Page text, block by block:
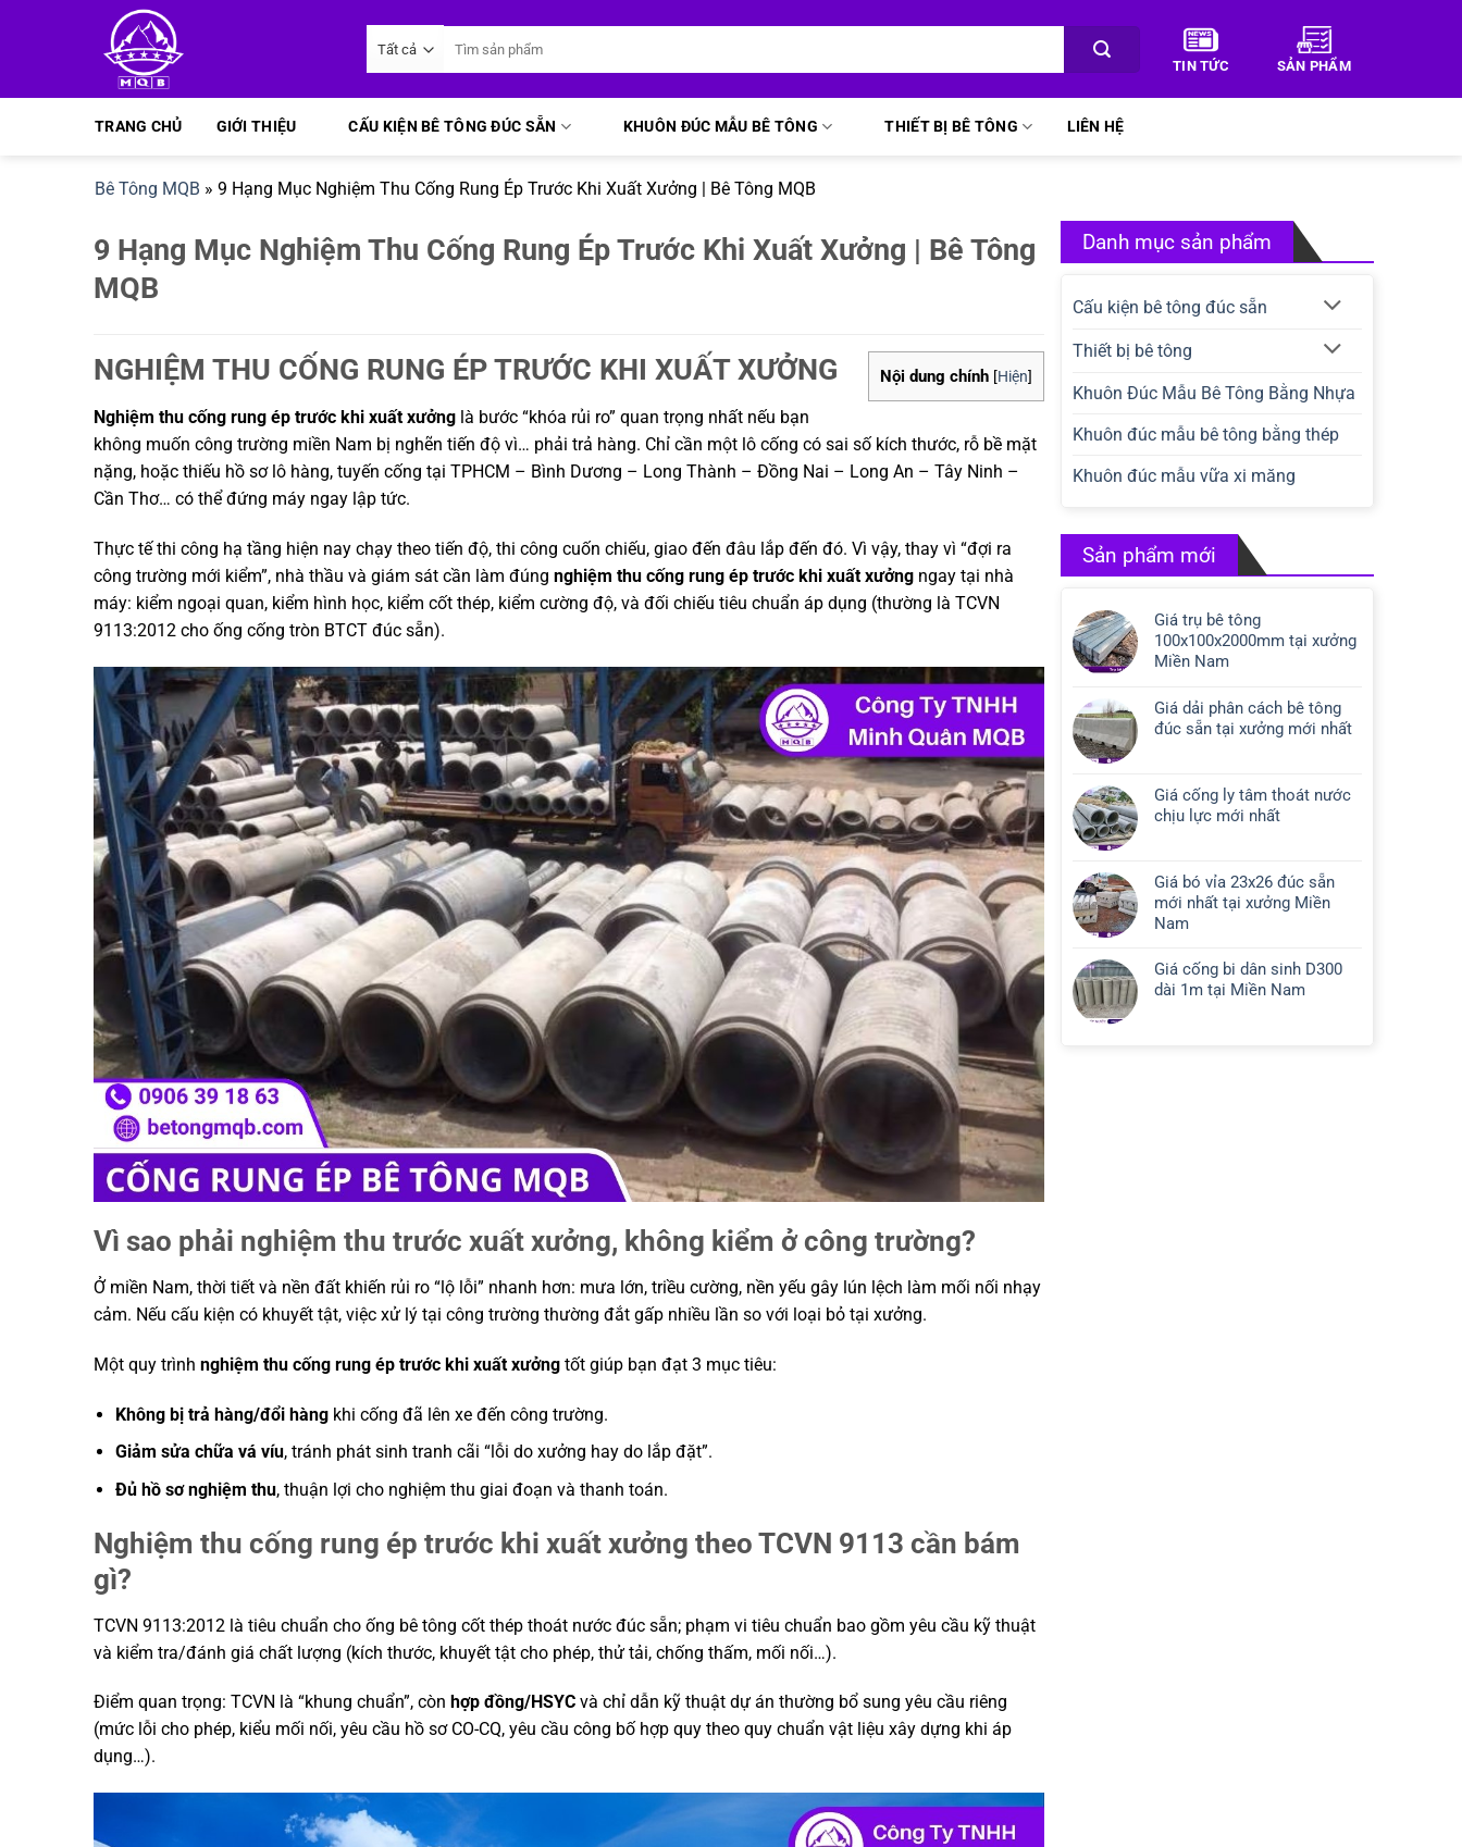
dung
kiếm:
TIN TỨC SẢN PHẨM
TRANG CHỦ GIỚI THIỆU CẤU KIỆN BÊ TÔNG ĐÚC SẴN KHUÔN ĐÚC MẪU BÊ TÔNG THIẾT BỊ BÊ TÔNG LIÊN HỆ
Bê Tông MQB » 9 Hạng Mục Nghiệm Thu Cống Rung Ép Trước Khi Xuất Xưởng | Bê Tông MQB
9 Hạng Mục Nghiệm Thu Cống Rung Ép Trước Khi Xuất Xưởng | Bê Tông
MQB
Nội dung chính [Hiện]
NGHIỆM THU CỐNG RUNG ÉP TRƯỚC KHI XUẤT XƯỞNG
Nghiệm thu cống rung ép trước khi xuất xưởnglà bước “khóa rủi ro” quan trọng nhất nếu bạn
không muốn công trường miền Nam bị nghẽn tiến độ vì… phải trả hàng. Chỉ cần một lô cống có sai số kích thước, rỗ bề mặt
nặng, hoặc thiếu hồ sơ lô hàng, tuyến cống tại TPHCM – Bình Dương – Long Thành – Đồng Nai – Long An – Tây Ninh –
Cần Thơ… có thể đứng máy ngay lập tức.
Thực tế thi công hạ tầng hiện nay chạy theo tiến độ, thi công cuốn chiếu, giao đến đâu lắp đến đó. Vì vậy, thay vì “đợi ra
công trường mới kiểm”, nhà thầu và giám sát cần làm đúng nghiệm thu cống rung ép trước khi xuất xưởngngay tại nhà
máy: kiểm ngoại quan, kiểm hình học, kiểm cốt thép, kiểm cường độ, và đối chiếu tiêu chuẩn áp dụng (thường là TCVN
9113:2012 cho ống cống tròn BTCT đúc sẵn).
Vì sao phải nghiệm thu trước xuất xưởng, không kiểm ở công trường?
Ở miền Nam, thời tiết và nền đất khiến rủi ro “lộ lỗi” nhanh hơn: mưa lớn, triều cường, nền yếu gây lún lệch làm mối nối nhạy
cảm. Nếu cấu kiện có khuyết tật, việc xử lý tại công trường thường đắt gấp nhiều lần so với loại bỏ tại xưởng.
Một quy trình nghiệm thu cống rung ép trước khi xuất xưởngtốt giúp bạn đạt 3 mục tiêu:
Không bị trả hàng/đổi hàng khi cống đã lên xe đến công trường.
Giảm sửa chữa vá víu, tránh phát sinh tranh cãi “lỗi do xưởng hay do lắp đặt”.
Đủ hồ sơ nghiệm thu, thuận lợi cho nghiệm thu giai đoạn và thanh toán.
Nghiệm thu cống rung ép trước khi xuất xưởng theo TCVN 9113 cần bám
gì?
TCVN 9113:2012 là tiêu chuẩn cho ống bê tông cốt thép thoát nước đúc sẵn; phạm vi tiêu chuẩn bao gồm yêu cầu kỹ thuật
và kiểm tra/đánh giá chất lượng (kích thước, khuyết tật cho phép, thử tải, chống thấm, mối nối…).
Điểm quan trọng: TCVN là “khung chuẩn”, còn hợp đồng/HSYCvà chỉ dẫn kỹ thuật dự án thường bổ sung yêu cầu riêng
(mức lỗi cho phép, kiểu mối nối, yêu cầu hồ sơ CO-CQ, yêu cầu công bố hợp quy theo quy chuẩn vật liệu xây dựng khi áp
dụng…).
Danh mục sản phẩm
Cấu kiện bê tông đúc sẵn
Thiết bị bê tông
Khuôn Đúc Mẫu Bê Tông Bằng Nhựa
Khuôn đúc mẫu bê tông bằng thép
Khuôn đúc mẫu vữa xi măng
Sản phẩm mới
Giá trụ bê tông
100x100x2000mm tại xưởng
Miền Nam
Giá dải phân cách bê tông
đúc sẵn tại xưởng mới nhất
Giá cống ly tâm thoát nước
chịu lực mới nhất
Giá bó vỉa 23x26 đúc sẵn
mới nhất tại xưởng Miền
Nam
Giá cống bi dân sinh D300
dài 1m tại Miền Nam